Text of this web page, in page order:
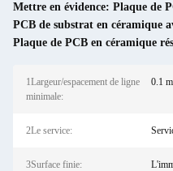
Mettre en évidence: Plaque de
PCB de substrat en céramique
Plaque de PCB en céramique
1Largeur/espacement de ligne
minimale:
0.1
2Le service:
3Surface finie: